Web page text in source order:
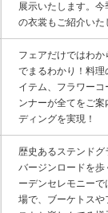
展示いたします。
の衣裳もご紹介いた
フェアだけではわか
でまるわかり！料
イテム、フラワー
ンナーが全てをご
ディングを実現！
歴史あるステンド
バージンロードを
ーデンセレモニー
場で、ブーケトス